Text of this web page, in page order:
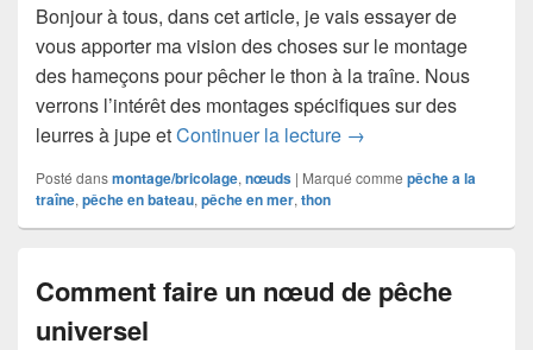
Bonjour à tous, dans cet article, je vais essayer de
vous apporter ma vision des choses sur le montage
des hameçons pour pêcher le thon à la traîne. Nous
verrons l’intérêt des montages spécifiques sur des
leurres à jupe etContinuer la lecture « Thon à la traîne »
→
Posté dansmontage/bricolage, nœuds | Marqué comme pêche a la
traîne, pêche en bateau, pêche en mer, thon
Comment faire un nœud de pêche
universel